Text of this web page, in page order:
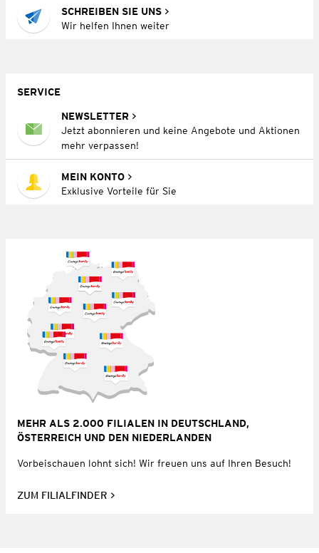
SCHREIBEN SIE UNS
Wir helfen Ihnen weiter
SERVICE
NEWSLETTER
Jetzt abonnieren und keine Angebote und Aktionen
mehr verpassen!
MEIN KONTO
Exklusive Vorteile für Sie
MEHR ALS 2.000 FILIALEN IN DEUTSCHLAND,
ÖSTERREICH UND DEN NIEDERLANDEN
Vorbeischauen lohnt sich! Wir freuen uns auf Ihren Besuch!
ZUM FILIALFINDER